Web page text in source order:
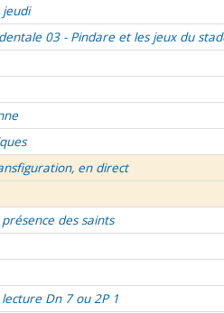
jeudi
03 - Pindare et les jeux du
en direct
présence des saints
Dn 7 ou 2P 1